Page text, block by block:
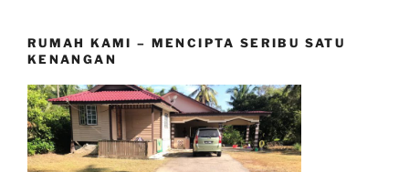
RUMAH KAMI – MENCIPTA SERIBU SATU
KENANGAN